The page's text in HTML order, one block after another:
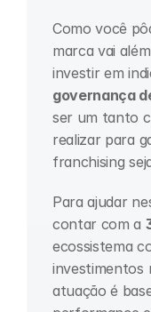
Como você
marca vai
governança
ser um tanto
realizar para
franchising
Para ajudar
contar com a
ecossistema
investimentos
atuação é